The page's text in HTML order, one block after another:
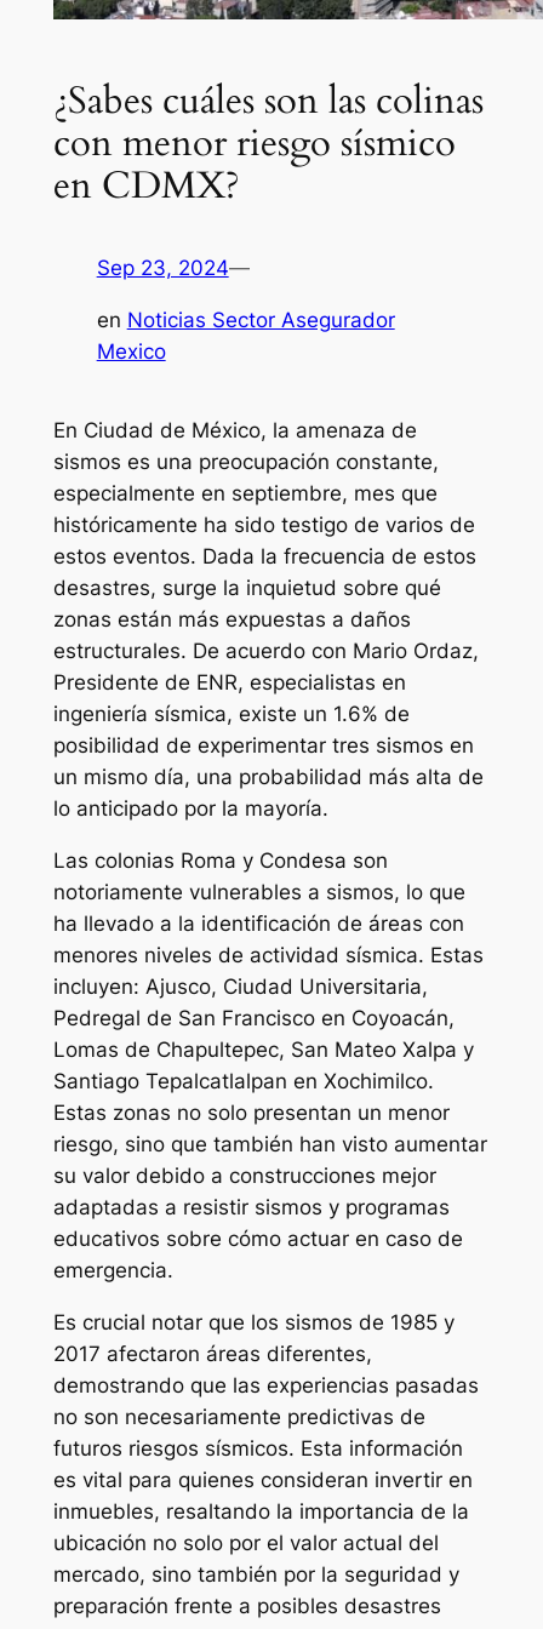
¿Sabes cuáles son las colinas
con menor riesgo sísmico
en CDMX?
Sep 23, 2024—
en Noticias Sector Asegurador
Mexico
En Ciudad de México, la amenaza de
sismos es una preocupación constante,
especialmente en septiembre, mes que
históricamente ha sido testigo de varios de
estos eventos. Dada la frecuencia de estos
desastres, surge la inquietud sobre qué
zonas están más expuestas a daños
estructurales. De acuerdo con Mario Ordaz,
Presidente de ENR, especialistas en
ingeniería sísmica, existe un 1.6% de
posibilidad de experimentar tres sismos en
un mismo día, una probabilidad más alta de
lo anticipado por la mayoría.
Las colonias Roma y Condesa son
notoriamente vulnerables a sismos, lo que
ha llevado a la identificación de áreas con
menores niveles de actividad sísmica. Estas
incluyen: Ajusco, Ciudad Universitaria,
Pedregal de San Francisco en Coyoacán,
Lomas de Chapultepec, San Mateo Xalpa y
Santiago Tepalcatlalpan en Xochimilco.
Estas zonas no solo presentan un menor
riesgo, sino que también han visto aumentar
su valor debido a construcciones mejor
adaptadas a resistir sismos y programas
educativos sobre cómo actuar en caso de
emergencia.
Es crucial notar que los sismos de 1985 y
2017 afectaron áreas diferentes,
demostrando que las experiencias pasadas
no son necesariamente predictivas de
futuros riesgos sísmicos. Esta información
es vital para quienes consideran invertir en
inmuebles, resaltando la importancia de la
ubicación no solo por el valor actual del
mercado, sino también por la seguridad y
preparación frente a posibles desastres